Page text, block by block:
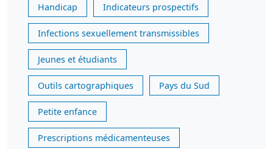
Handicap Indicateurs prospectifs
Infections sexuellement transmissibles
Jeunes et étudiants
Outils cartographiques Pays du Sud
Petite enfance
Prescriptions médicamenteuses